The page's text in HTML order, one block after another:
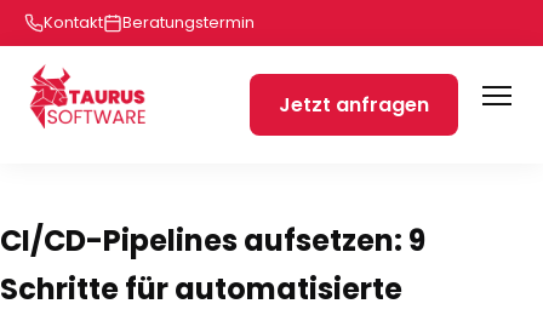
Kontakt Beratungstermin
Jetzt anfragen
CI/CD-Pipelines aufsetzen: 9
Schritte für automatisierte